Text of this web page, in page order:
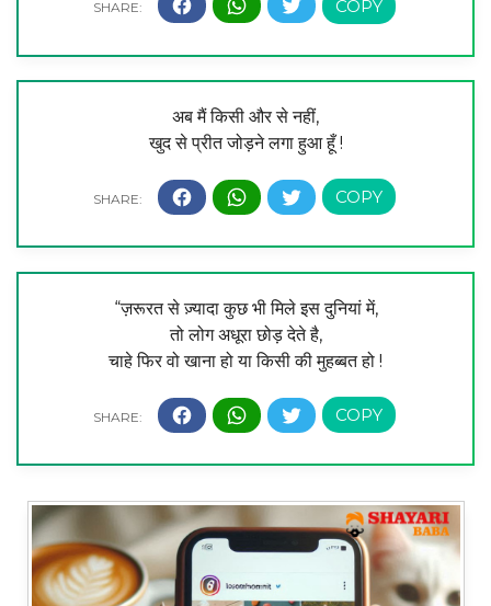
अब मैं किसी और से नहीं,
खुद से प्रीत जोड़ने लगा हुआ हूँ !
“ज़रूरत से ज़्यादा कुछ भी मिले इस दुनियां में,
तो लोग अधूरा छोड़ देते है,
चाहे फिर वो खाना हो या किसी की मुहब्बत हो !